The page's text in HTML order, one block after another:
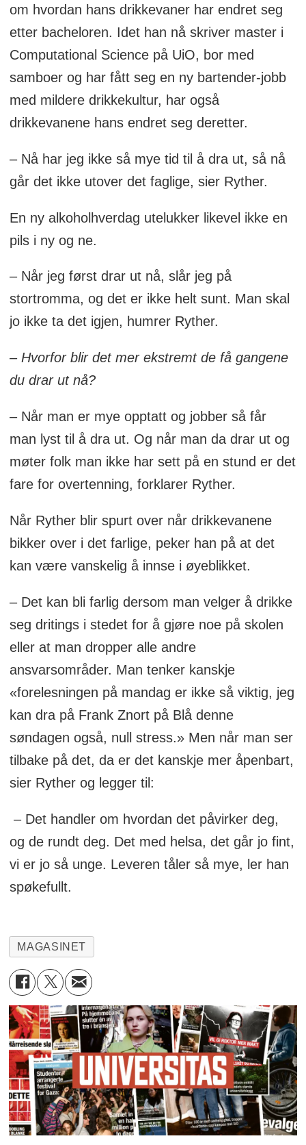
om hvordan hans drikkevaner har endret seg
etter bacheloren. Idet han nå skriver master i
Computational Science på UiO, bor med
samboer og har fått seg en ny bartender-jobb
med mildere drikkekultur, har også
drikkevanene hans endret seg deretter.
– Nå har jeg ikke så mye tid til å dra ut, så nå
går det ikke utover det faglige, sier Ryther.
En ny alkoholhverdag utelukker likevel ikke en
pils i ny og ne.
– Når jeg først drar ut nå, slår jeg på
stortromma, og det er ikke helt sunt. Man skal
jo ikke ta det igjen, humrer Ryther.
– Hvorfor blir det mer ekstremt de få gangene
du drar ut nå?
– Når man er mye opptatt og jobber så får
man lyst til å dra ut. Og når man da drar ut og
møter folk man ikke har sett på en stund er det
fare for overtenning, forklarer Ryther.
Når Ryther blir spurt over når drikkevanene
bikker over i det farlige, peker han på at det
kan være vanskelig å innse i øyeblikket.
– Det kan bli farlig dersom man velger å drikke
seg dritings i stedet for å gjøre noe på skolen
eller at man dropper alle andre
ansvarsområder. Man tenker kanskje
«forelesningen på mandag er ikke så viktig, jeg
kan dra på Frank Znort på Blå denne
søndagen også, null stress.» Men når man ser
tilbake på det, da er det kanskje mer åpenbart,
sier Ryther og legger til:
– Det handler om hvordan det påvirker deg,
og de rundt deg. Det med helsa, det går jo fint,
vi er jo så unge. Leveren tåler så mye, ler han
spøkefullt.
MAGASINET